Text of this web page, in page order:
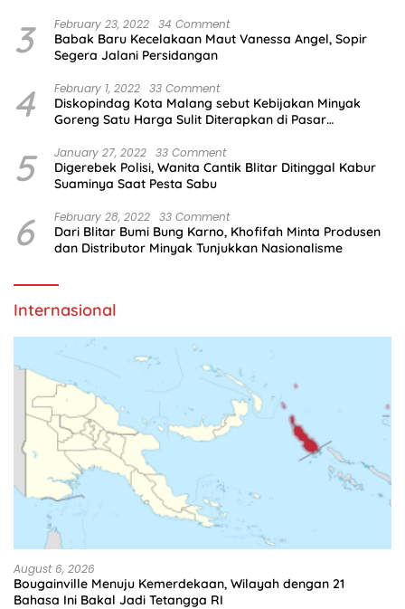
3 February 23, 2022 34 Comment
Babak Baru Kecelakaan Maut Vanessa Angel, Sopir
Segera Jalani Persidangan
4 February 1, 2022 33 Comment
Diskopindag Kota Malang sebut Kebijakan Minyak
Goreng Satu Harga Sulit Diterapkan di Pasar
5 January 27, 2022 33 Comment
Digerebek Polisi, Wanita Cantik Blitar Ditinggal Kabur
Suaminya Saat Pesta Sabu
6 February 28, 2022 33 Comment
Dari Blitar Bumi Bung Karno, Khofifah Minta Produsen
dan Distributor Minyak Tunjukkan Nasionalisme
Internasional
August 6, 2026
Bougainville Menuju Kemerdekaan, Wilayah dengan 21
Bahasa Ini Bakal Jadi Tetangga RI